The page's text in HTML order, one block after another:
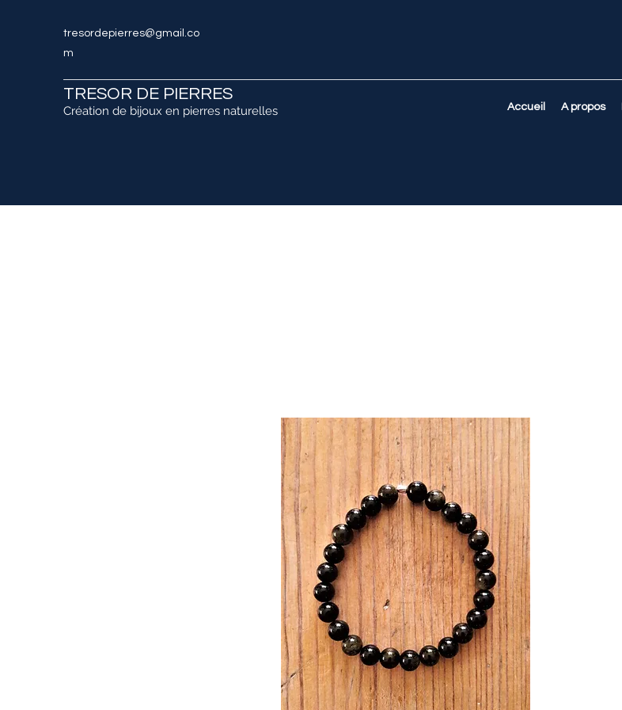
tresordepierres@gmail.co
m
TRESOR DE PIERRES
Création de bijoux en pierres naturelles Accueil A propos